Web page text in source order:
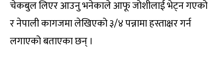
चेकबुल लिएर आउनु भनेकाले आफू जोशीलाई भेट्न गएको
र नेपाली कागजमा लेखिएको ३/४ पन्नामा हस्ताक्षर गर्न
लगाएको बताएका छन् ।